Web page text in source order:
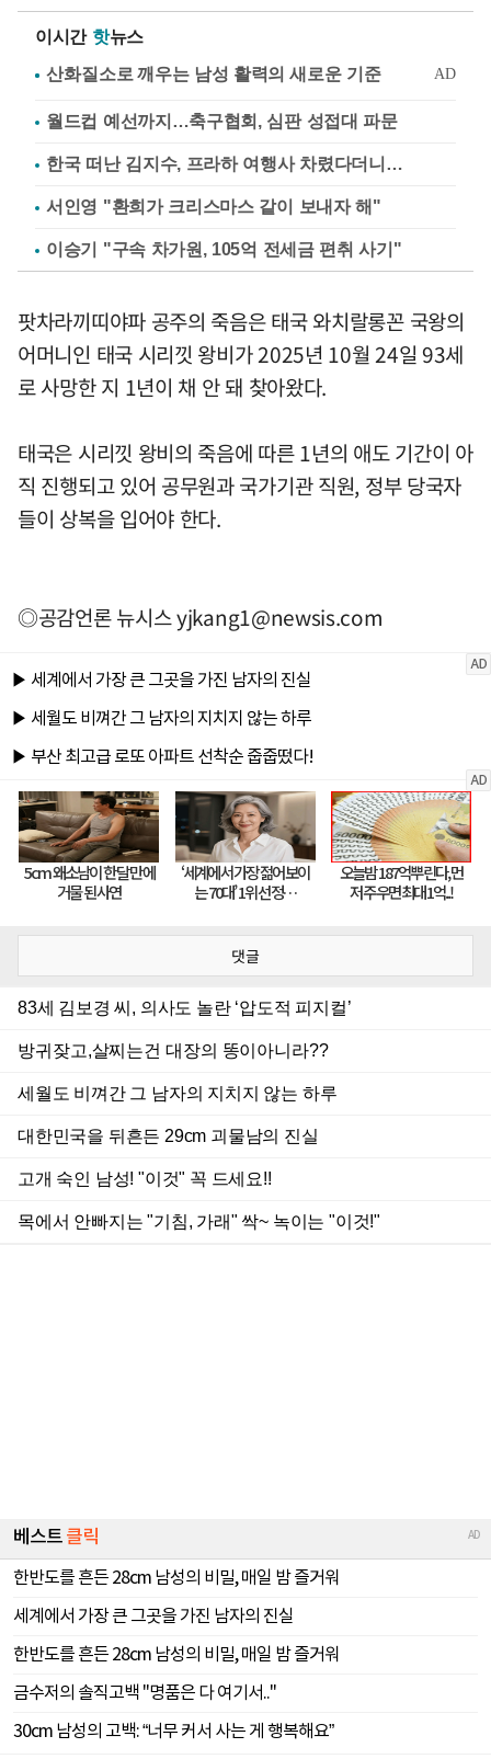
이시간 핫뉴스
월드컵 예선까지…축구협회, 심판 성접대 파문
한국 떠난 김지수, 프라하 여행사 차렸다더니…
서인영 "환희가 크리스마스 같이 보내자 해"
이승기 "구속 차가원, 105억 전세금 편취 사기"
팟차라끼띠야파 공주의 죽음은 태국 와치랄롱꼰 국왕의
어머니인 태국 시리낏 왕비가 2025년 10월 24일 93세
로 사망한 지 1년이 채 안 돼 찾아왔다.
태국은 시리낏 왕비의 죽음에 따른 1년의 애도 기간이 아
직 진행되고 있어 공무원과 국가기관 직원, 정부 당국자
들이 상복을 입어야 한다.
◎공감언론 뉴시스yjkang1@newsis.com
댓글